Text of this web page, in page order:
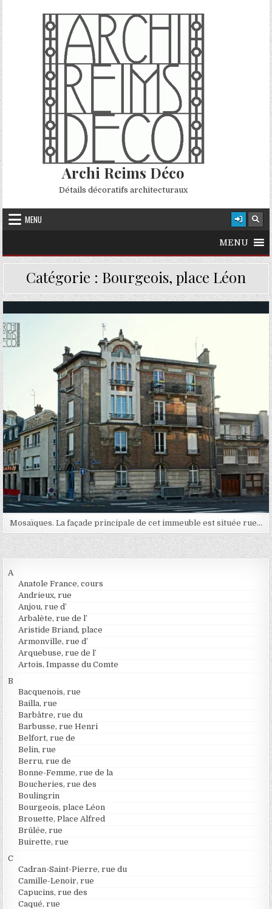
Skip to content
Archi Reims Déco
Détails décoratifs architecturaux
MENU
MENU
Catégorie : Bourgeois, place Léon
Mosaïques. La façade principale de cet immeuble est située rue…
A
Anatole France, cours
Andrieux, rue
Anjou, rue d’
Arbalète, rue de l’
Aristide Briand, place
Armonville, rue d’
Arquebuse, rue de l’
Artois, Impasse du Comte
B
Bacquenois, rue
Bailla, rue
Barbâtre, rue du
Barbusse, rue Henri
Belfort, rue de
Belin, rue
Berru, rue de
Bonne-Femme, rue de la
Boucheries, rue des
Boulingrin
Bourgeois, place Léon
Brouette, Place Alfred
Brûlée, rue
Buirette, rue
C
Cadran-Saint-Pierre, rue du
Camille-Lenoir, rue
Capucins, rue des
Caqué, rue